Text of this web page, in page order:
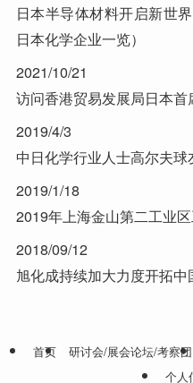
日本半导体材料开启新世
日本化学企业一览）
2021/10/21
访问香港贸易发展局日本
2019/4/3
中日化学行业人士高尔夫球
2019/1/18
2019年上海金山第二工业
2018/09/12
旭化成持续加大力度开拓中
首页 研讨会/展会论坛/考察团
个人